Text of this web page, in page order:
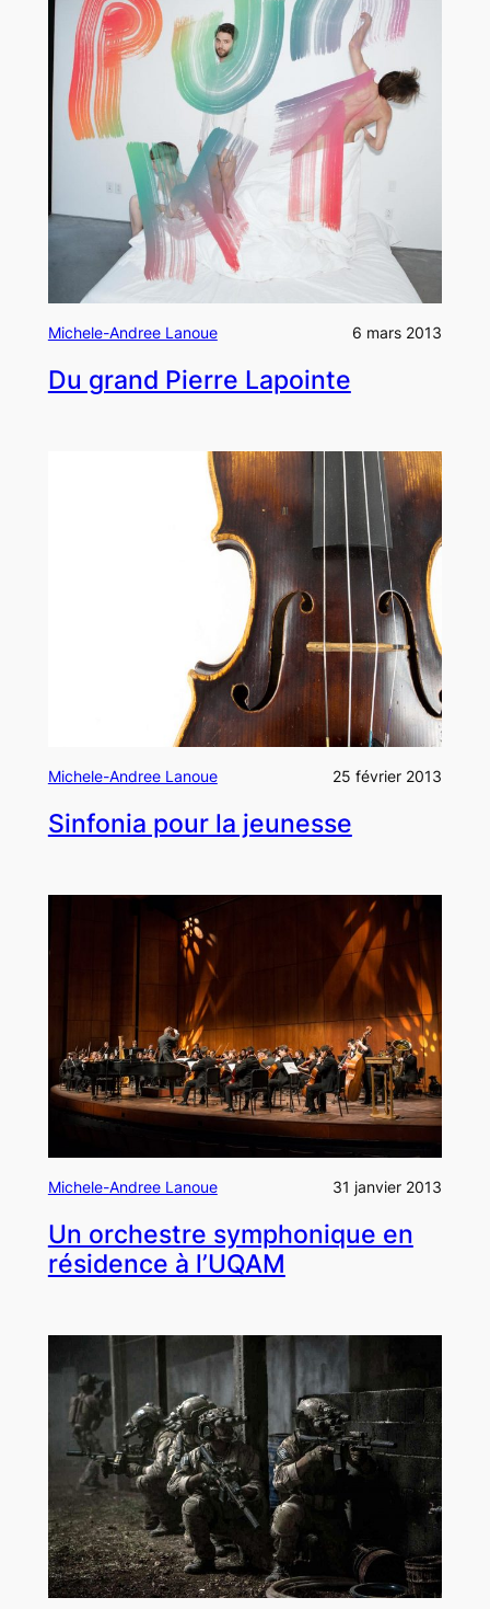
Michele-Andree Lanoue 6 mars 2013
Du grand Pierre Lapointe
Michele-Andree Lanoue 25 février 2013
Sinfonia pour la jeunesse
Michele-Andree Lanoue 31 janvier 2013
Un orchestre symphonique en
résidence à l’UQAM